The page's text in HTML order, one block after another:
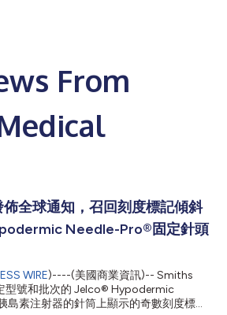
From
全球通知，召回刻度標記傾斜
Needle-Pro®固定針頭
WIRE)----(美國商業資訊)-- Smiths
型號和批次的 Jelco® Hypodermic
島素注射器的針筒上顯示的奇數刻度標記